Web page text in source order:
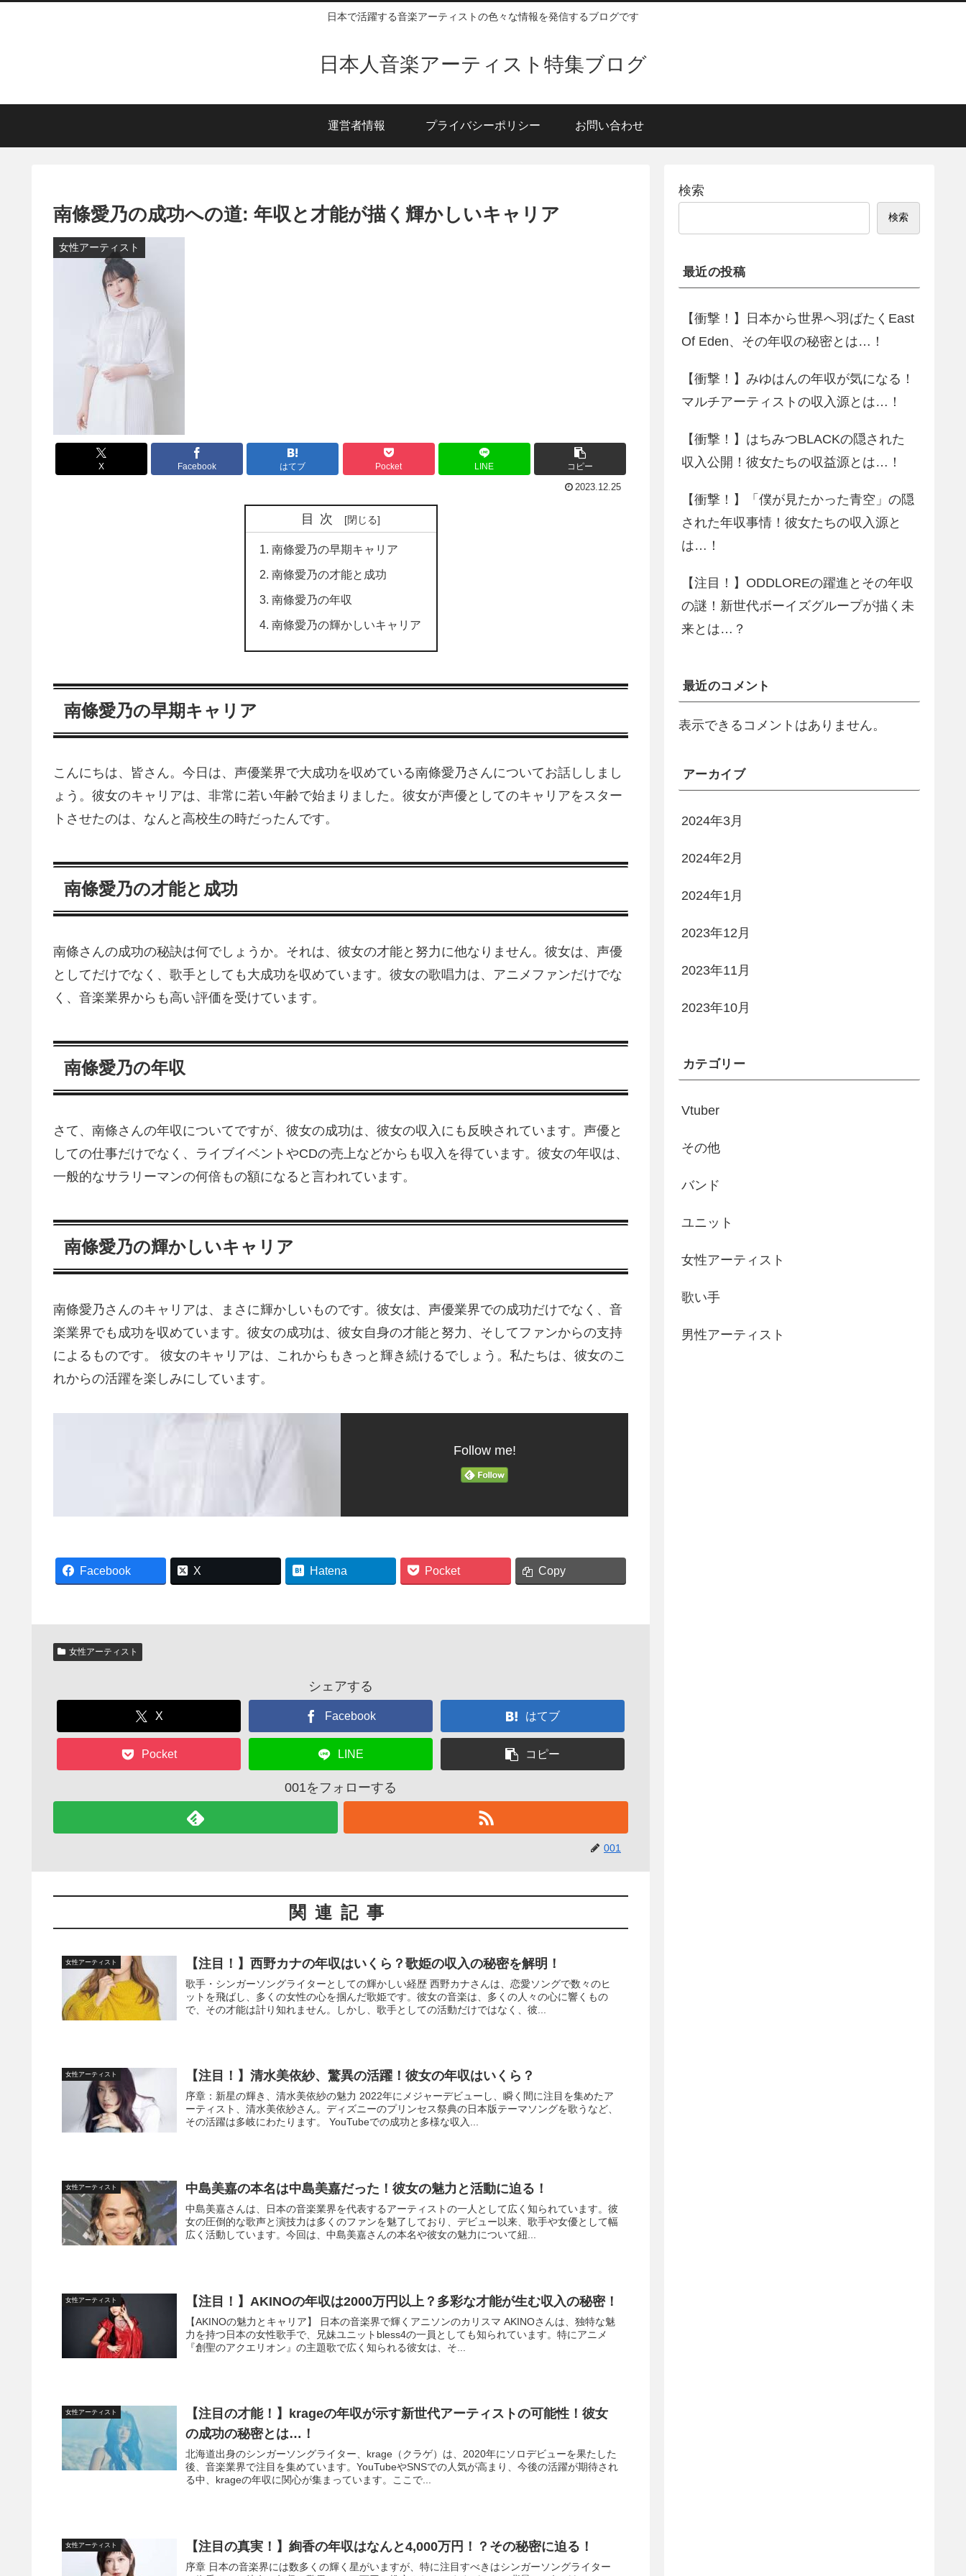
日本で活躍する音楽アーティストの色々な情報を発信するブログです
日本人音楽アーティスト特集ブログ
運営者情報 プライバシーポリシー お問い合わせ
南條愛乃の成功への道: 年収と才能が描く輝かしいキャリア
女性アーティスト
X Facebook はてブ Pocket LINE コピー
2023.12.25
目次
南條愛乃の早期キャリア
南條愛乃の才能と成功
南條愛乃の年収
南條愛乃の輝かしいキャリア
南條愛乃の早期キャリア
こんにちは、皆さん。今日は、声優業界で大成功を収めている南條愛乃さんについてお話ししまし
ょう。彼女のキャリアは、非常に若い年齢で始まりました。彼女が声優としてのキャリアをスター
トさせたのは、なんと高校生の時だったんです。
南條愛乃の才能と成功
南條さんの成功の秘訣は何でしょうか。それは、彼女の才能と努力に他なりません。彼女は、声優
としてだけでなく、歌手としても大成功を収めています。彼女の歌唱力は、アニメファンだけでな
く、音楽業界からも高い評価を受けています。
南條愛乃の年収
さて、南條さんの年収についてですが、彼女の成功は、彼女の収入にも反映されています。声優と
しての仕事だけでなく、ライブイベントやCDの売上などからも収入を得ています。彼女の年収は、
一般的なサラリーマンの何倍もの額になると言われています。
南條愛乃の輝かしいキャリア
南條愛乃さんのキャリアは、まさに輝かしいものです。彼女は、声優業界での成功だけでなく、音
楽業界でも成功を収めています。彼女の成功は、彼女自身の才能と努力、そしてファンからの支持
によるものです。 彼女のキャリアは、これからもきっと輝き続けるでしょう。私たちは、彼女のこ
れからの活躍を楽しみにしています。
Follow me!
Facebook X Hatena Pocket Copy
女性アーティスト
シェアする
X Facebook はてブ
Pocket LINE コピー
001をフォローする
001
関連記事
女性アーティスト 【注目！】西野カナの年収はいくら？歌姫の収入の秘密を解明！
歌手・シンガーソングライターとしての輝かしい経歴 西野カナさんは、恋愛ソングで数々のヒ
ットを飛ばし、多くの女性の心を掴んだ歌姫です。彼女の音楽は、多くの人々の心に響くもの
で、その才能は計り知れません。しかし、歌手としての活動だけではなく、彼...
女性アーティスト 【注目！】清水美依紗、驚異の活躍！彼女の年収はいくら？
序章：新星の輝き、清水美依紗の魅力 2022年にメジャーデビューし、瞬く間に注目を集めたア
ーティスト、清水美依紗さん。ディズニーのプリンセス祭典の日本版テーマソングを歌うなど、
その活躍は多岐にわたります。 YouTubeでの成功と多様な収入...
女性アーティスト 中島美嘉の本名は中島美嘉だった！彼女の魅力と活動に迫る！
中島美嘉さんは、日本の音楽業界を代表するアーティストの一人として広く知られています。彼
女の圧倒的な歌声と演技力は多くのファンを魅了しており、デビュー以来、歌手や女優として幅
広く活動しています。今回は、中島美嘉さんの本名や彼女の魅力について紐...
女性アーティスト 【注目！】AKINOの年収は2000万円以上？多彩な才能が生む収入の秘密！
【AKINOの魅力とキャリア】 日本の音楽界で輝くアニソンのカリスマ AKINOさんは、独特な魅
力を持つ日本の女性歌手で、兄妹ユニットbless4の一員としても知られています。特にアニメ
『創聖のアクエリオン』の主題歌で広く知られる彼女は、そ...
女性アーティスト
【注目の才能！】krageの年収が示す新世代アーティストの可能性！彼女
の成功の秘密とは…！
北海道出身のシンガーソングライター、krage（クラゲ）は、2020年にソロデビューを果たした
後、音楽業界で注目を集めています。YouTubeやSNSでの人気が高まり、今後の活躍が期待され
る中、krageの年収に関心が集まっています。ここで...
女性アーティスト 【注目の真実！】絢香の年収はなんと4,000万円！？その秘密に迫る！
序章 日本の音楽界には数多くの輝く星がいますが、特に注目すべきはシンガーソングライター
検索
検索
最近の投稿
【衝撃！】日本から世界へ羽ばたくEast
Of Eden、その年収の秘密とは…！
【衝撃！】みゆはんの年収が気になる！
マルチアーティストの収入源とは…！
【衝撃！】はちみつBLACKの隠された
収入公開！彼女たちの収益源とは…！
【衝撃！】「僕が見たかった青空」の隠
された年収事情！彼女たちの収入源と
は…！
【注目！】ODDLOREの躍進とその年収
の謎！新世代ボーイズグループが描く未
来とは…？
最近のコメント
表示できるコメントはありません。
アーカイブ
2024年3月
2024年2月
2024年1月
2023年12月
2023年11月
2023年10月
カテゴリー
Vtuber
その他
バンド
ユニット
女性アーティスト
歌い手
男性アーティスト